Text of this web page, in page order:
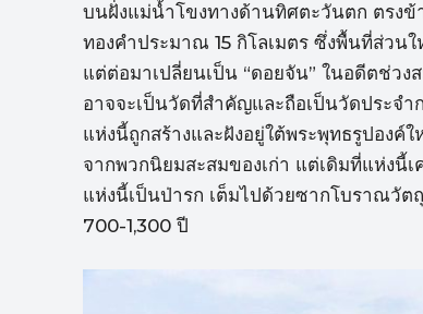
บนฝั่งแม่น้ำโขงทางด้านทิศตะวันตก ตรงข้
ทองคำประมาณ 15 กิโลเมตร ซึ่งพื้นที่ส่วน
แต่ต่อมาเปลี่ยนเป็น “ดอยจัน” ในอดีตช่ว
อาจจะเป็นวัดที่สำคัญและถือเป็นวัดประจำ
แห่งนี้ถูกสร้างและฝังอยู่ใต้พระพุทธรูปองค์
จากพวกนิยมสะสมของเก่า แต่เดิมที่แห่งนี้เ
แห่งนี้เป็นป่ารก เต็มไปด้วยซากโบราณวัต
700-1,300 ปี